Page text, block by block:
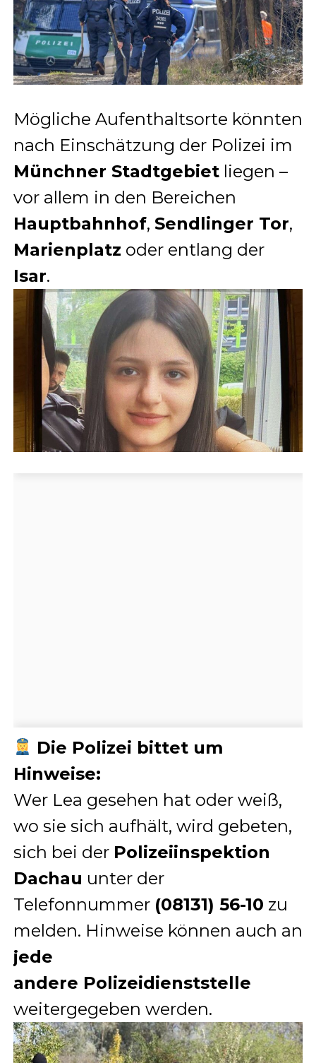
Mögliche Aufenthaltsorte könnten
nach Einschätzung der Polizei im
Münchner Stadtgebietliegen –
vor allem in den Bereichen
Hauptbahnhof, Sendlinger Tor,
Marienplatz oder entlang der
Isar.
Die Polizei bittet um
Hinweise:
Wer Lea gesehen hat oder weiß,
wo sie sich aufhält, wird gebeten,
sich bei der Polizeiinspektion
Dachau unter der
Telefonnummer (08131) 56-10 zu
melden. Hinweise können auch an
jede
andere Polizeidienststelle
weitergegeben werden.